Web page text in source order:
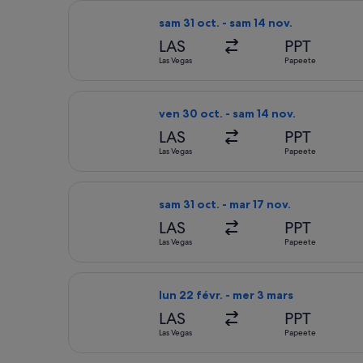
sam 31 oct. - sam 14 nov.
LAS
Las Vegas
PPT
Papeete
ven 30 oct. - sam 14 nov.
LAS
Las Vegas
PPT
Papeete
sam 31 oct. - mar 17 nov.
LAS
Las Vegas
PPT
Papeete
lun 22 févr. - mer 3 mars
LAS
Las Vegas
PPT
Papeete